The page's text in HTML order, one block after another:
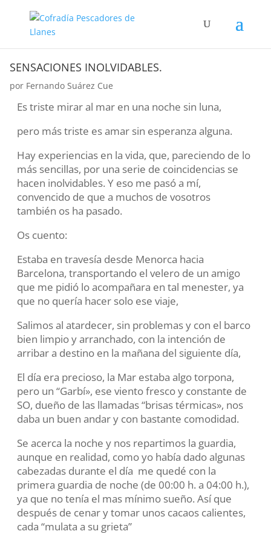
SENSACIONES INOLVIDABLES.
por Fernando Suárez Cue
Es triste mirar al mar en una noche sin luna,
pero más triste es amar sin esperanza alguna.
Hay experiencias en la vida, que, pareciendo de lo
más sencillas, por una serie de coincidencias se
hacen inolvidables. Y eso me pasó a mí,
convencido de que a muchos de vosotros
también os ha pasado.
Os cuento:
Estaba en travesía desde Menorca hacia
Barcelona, transportando el velero de un amigo
que me pidió lo acompañara en tal menester, ya
que no quería hacer solo ese viaje,
Salimos al atardecer, sin problemas y con el barco
bien limpio y arranchado, con la intención de
arribar a destino en la mañana del siguiente día,
El día era precioso, la Mar estaba algo torpona,
pero un “Garbí», ese viento fresco y constante de
SO, dueño de las llamadas “brisas térmicas», nos
daba un buen andar y con bastante comodidad.
Se acerca la noche y nos repartimos la guardia,
aunque en realidad, como yo había dado algunas
cabezadas durante el día me quedé con la
primera guardia de noche (de 00:00 h. a 04:00 h.),
ya que no tenía el mas mínimo sueño. Así que
después de cenar y tomar unos cacaos calientes,
cada “mulata a su grieta”